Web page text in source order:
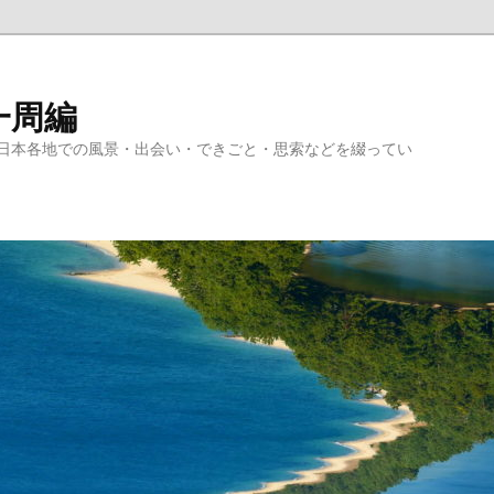
編
本各地での風景・出会い・できごと・思索などを綴ってい